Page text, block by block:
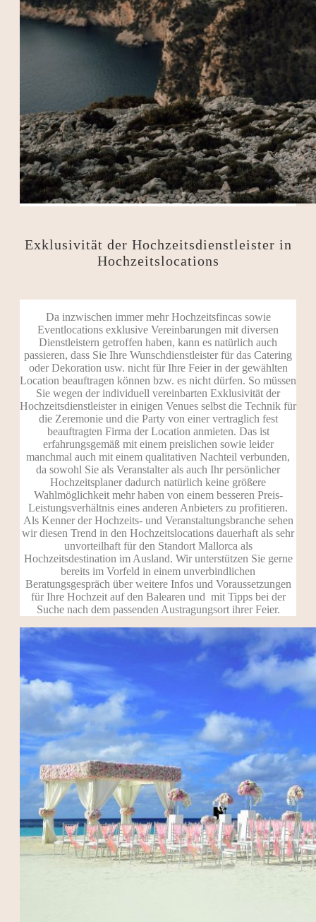
Exklusivität der Hochzeitsdienstleister in
Hochzeitslocations
Da inzwischen immer mehr Hochzeitsfincas sowie
Eventlocations exklusive Vereinbarungen mit diversen
Dienstleistern getroffen haben, kann es natürlich auch
passieren, dass Sie Ihre Wunschdienstleister für das Catering
oder Dekoration usw. nicht für Ihre Feier in der gewählten
Location beauftragen können bzw. es nicht dürfen. So müssen
Sie wegen der individuell vereinbarten Exklusivität der
Hochzeitsdienstleister in einigen Venues selbst die Technik für
die Zeremonie und die Party von einer vertraglich fest
beauftragten Firma der Location anmieten. Das ist
erfahrungsgemäß mit einem preislichen sowie leider
manchmal auch mit einem qualitativen Nachteil verbunden,
da sowohl Sie als Veranstalter als auch Ihr persönlicher
Hochzeitsplaner dadurch natürlich keine größere
Wahlmöglichkeit mehr haben von einem besseren Preis-
Leistungsverhältnis eines anderen Anbieters zu profitieren.
Als Kenner der Hochzeits- und Veranstaltungsbranche sehen
wir diesen Trend in den Hochzeitslocations dauerhaft als sehr
unvorteilhaft für den Standort Mallorca als
Hochzeitsdestination im Ausland. Wir unterstützen Sie gerne
bereits im Vorfeld in einem unverbindlichen
Beratungsgespräch über weitere Infos und Voraussetzungen
für Ihre Hochzeit auf den Balearen und mit Tipps bei der
Suche nach dem passenden Austragungsort ihrer Feier.